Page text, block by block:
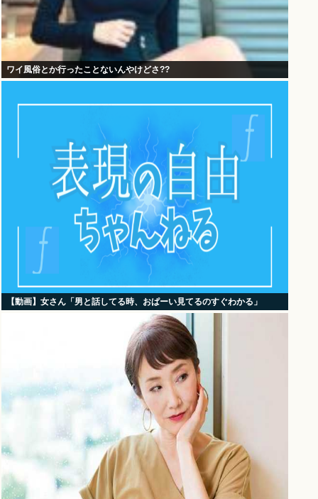
ワイ風俗とか行ったことないんやけどさ??
【動画】女さん「男と話してる時、おぱーい見てるのすぐわかる」